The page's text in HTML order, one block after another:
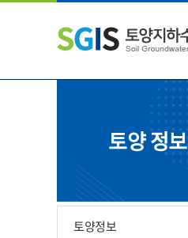
토양 정보
토양정보